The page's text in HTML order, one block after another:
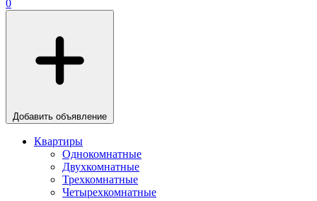
0
Добавить объявление
Квартиры
Однокомнатные
Двухкомнатные
Трехкомнатные
Четырехкомнатные